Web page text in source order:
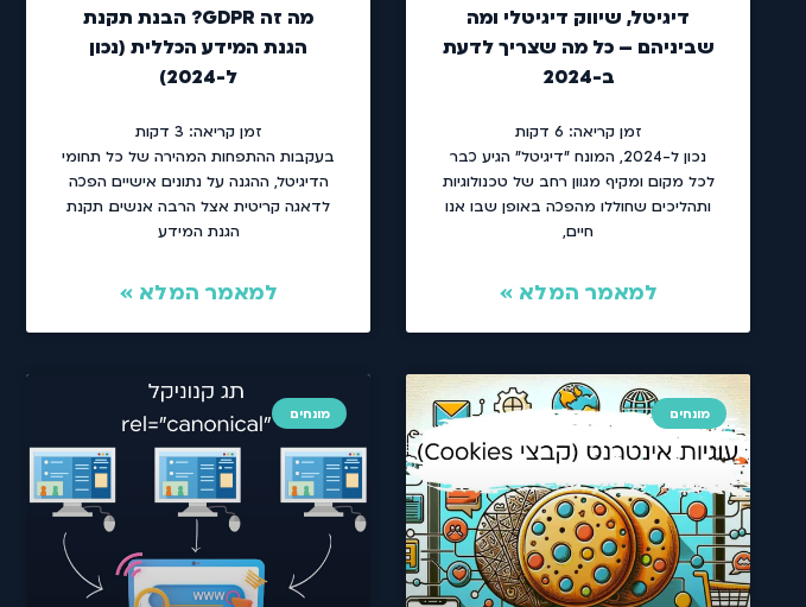
דיגיטל, שיווק דיגיטלי ומה
שביניהם – כל מה שצריך לדעת
ב-2024
זמן קריאה: 6 דקות
נכון ל-2024, המונח "דיגיטל" הגיע כבר
לכל מקום ומקיף מגוון רחב של טכנולוגיות
ותהליכים שחוללו מהפכה באופן שבו אנו
חיים,
למאמר המלא »
מה זה GDPR? הבנת תקנת
הגנת המידע הכללית (נכון
ל-2024)
זמן קריאה: 3 דקות
בעקבות ההתפחות המהירה של כל תחומי
הדיגיטל, ההגנה על נתונים אישיים הפכה
לדאגה קריטית אצל הרבה אנשים. תקנת
הגנת המידע
למאמר המלא »
מונחים מונחים